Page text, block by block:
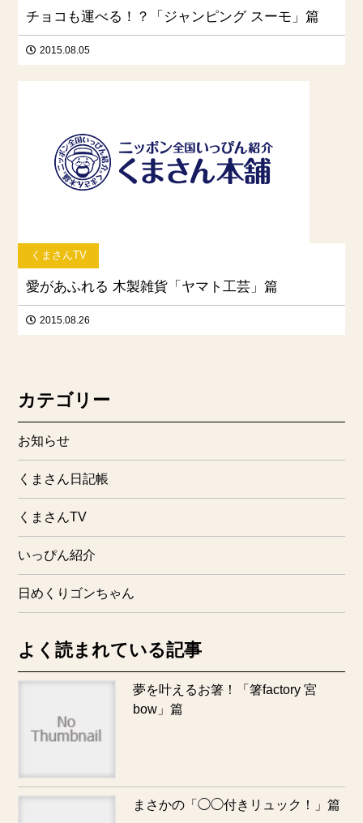
チョコも運べる！？「ジャンピング スーモ」篇
2015.08.05
くまさんTV
愛があふれる 木製雑貨「ヤマト工芸」篇
2015.08.26
カテゴリー
お知らせ
くまさん日記帳
くまさんTV
いっぴん紹介
日めくりゴンちゃん
よく読まれている記事
夢を叶えるお箸！「箸factory 宮
bow」篇
まさかの「◯◯付きリュック！」篇